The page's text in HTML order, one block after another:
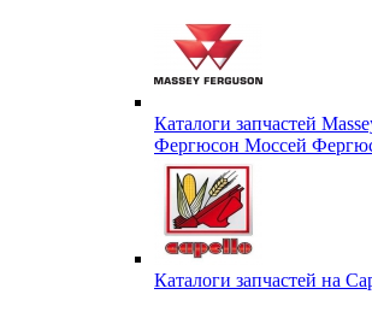
Каталоги запчастей
Фергюсон Моссей
Каталоги запчастей на